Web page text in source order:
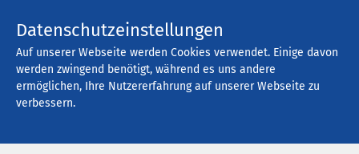
Offene Stellen
Datenschutzeinstellungen
Auf unserer Webseite werden Cookies verwendet. Einige davon
werden zwingend benötigt, während es uns andere
ermöglichen, Ihre Nutzererfahrung auf unserer Webseite zu
verbessern.